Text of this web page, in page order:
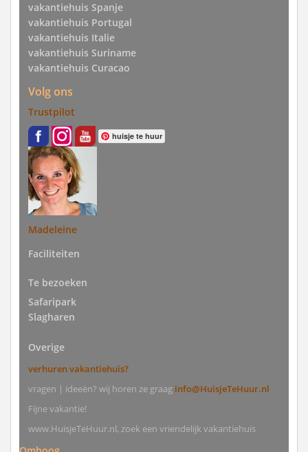
vakantiehuis Spanje
vakantiehuis Portugal
vakantiehuis Italie
vakantiehuis Suriname
vakantiehuis Curacao
Volg ons
Trustpilot
huisje te huur
Madeleine
Faciliteiten
Te bezoeken
Safaripark
Slagharen
Overige
verhuren vakantiehuis?
vragen | ideeën? wij horen ze graag info@HuisjeTeHuur.nl
Fijne vakantie!
www.HuisjeTeHuur.nl, zoek een vriendelijk vakantiehuis